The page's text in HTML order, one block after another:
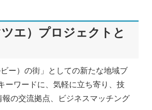
エ）プロジェクトと
ー）の街」としての新たな地域ブ
ーワードに、気軽に立ち寄り、技
の交流拠点、ビジネスマッチング